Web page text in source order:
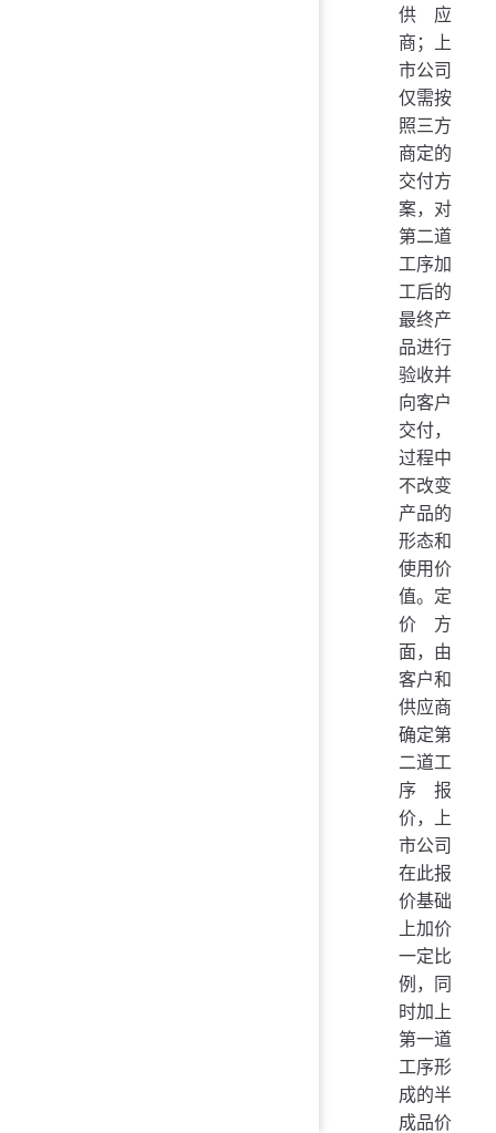
供应
商；上
市公司
仅需按
照三方
商定的
交付方
案，对
第二道
工序加
工后的
最终产
品进行
验收并
向客户
交付，
过程中
不改变
产品的
形态和
使用价
值。定
价方
面，由
客户和
供应商
确定第
二道工
序报
价，上
市公司
在此报
价基础
上加价
一定比
例，同
时加上
第一道
工序形
成的半
成品价